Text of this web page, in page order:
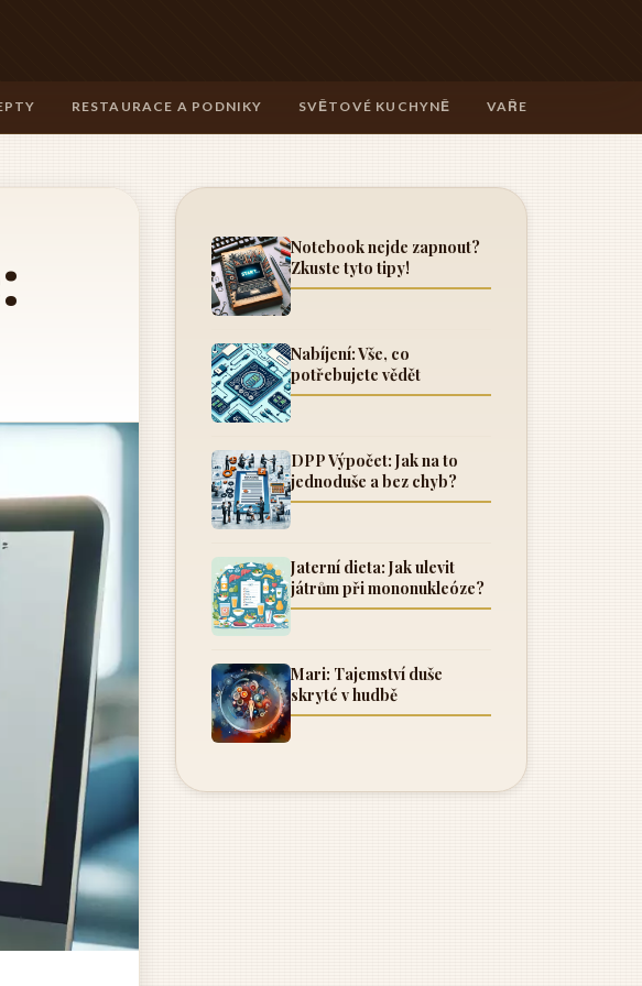
RESTAURACE A PODNIKY SVĚTOVÉ KUCHYNĚ VAŘENÍ A
Notebook nejde zapnout?
Zkuste tyto tipy!
Nabíjení: Vše, co
potřebujete vědět
DPP Výpočet: Jak na to
jednoduše a bez chyb?
Jaterní dieta: Jak ulevit
játrům při mononukleóze?
Mari: Tajemství duše
skryté v hudbě